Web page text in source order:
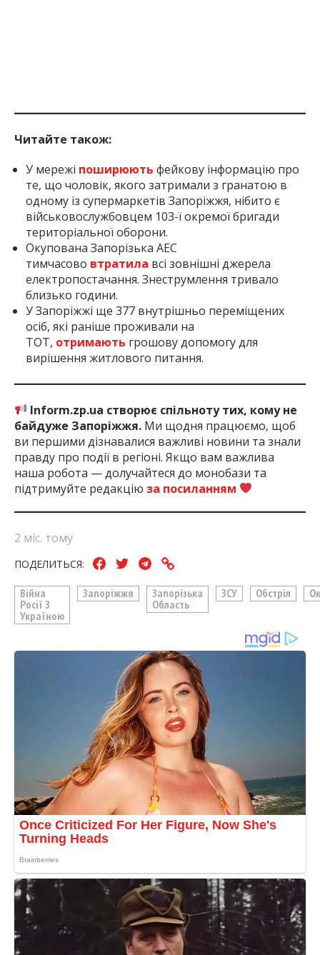
Читайте також:
У мережі поширюють фейкову інформацію про
те, що чоловік, якого затримали з гранатою в
одному із супермаркетів Запоріжжя, нібито є
військовослужбовцем 103-ї окремої бригади
територіальної оборони.
Окупована Запорізька АЕС
тимчасово втратила всі зовнішні джерела
електропостачання. Знеструмлення тривало
близько години.
У Запоріжжі ще 377 внутрішньо переміщених
осіб, які раніше проживали на
ТОТ, отримають грошову допомогу для
вирішення житлового питання.
Inform.zp.ua створює спільноту тих, кому не
байдуже Запоріжжя. Ми щодня працюємо, щоб
ви першими дізнавалися важливі новини та знали
правду про події в регіоні. Якщо вам важлива
наша робота — долучайтеся до монобази та
підтримуйте редакцію за посиланням
2 міс. тому
ПОДЕЛИТЬСЯ:
Війна
Росії З
Україною
Запоріжжя
Запорізька
Область
ЗСУ Обстріл